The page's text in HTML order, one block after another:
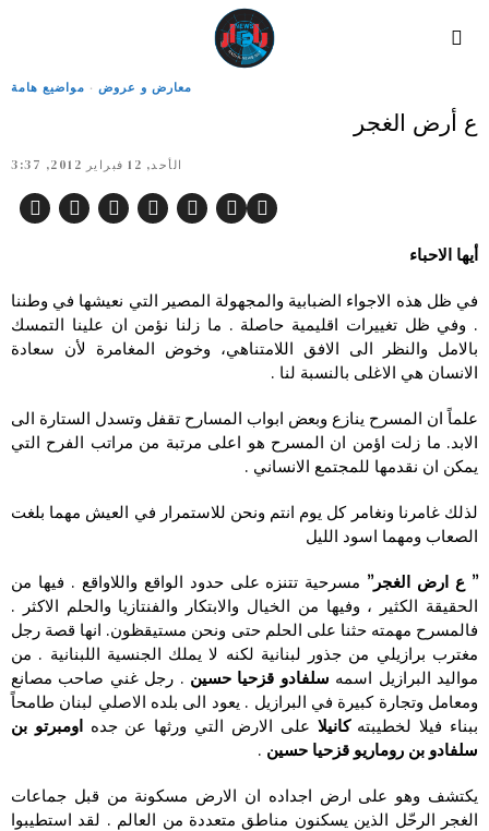
معارض و عروض · مواضيع هامة
ع أرض الغجر
الأحد, 12 فبراير 2012, 3:37
أيها الاحباء
في ظل هذه الاجواء الضبابية والمجهولة المصير التي نعيشها في وطننا
. وفي ظل تغييرات اقليمية حاصلة . ما زلنا نؤمن ان علينا التمسك
بالامل والنظر الى الافق اللامتناهي، وخوض المغامرة لأن سعادة
الانسان هي الاغلى بالنسبة لنا .
علماً ان المسرح ينازع وبعض ابواب المسارح تقفل وتسدل الستارة الى
الابد. ما زلت اؤمن ان المسرح هو اعلى مرتبة من مراتب الفرح التي
يمكن ان نقدمها للمجتمع الانساني .
لذلك غامرنا ونغامر كل يوم انتم ونحن للاستمرار في العيش مهما بلغت
الصعاب ومهما اسود الليل
” ع ارض الغجر” مسرحية تتنزه على حدود الواقع واللاواقع . فيها من
الحقيقة الكثير ، وفيها من الخيال والابتكار والفنتازيا والحلم الاكثر .
فالمسرح مهمته حثنا على الحلم حتى ونحن مستيقظون. انها قصة رجل
مغترب برازيلي من جذور لبنانية لكنه لا يملك الجنسية اللبنانية . من
مواليد البرازيل اسمه سلفادو قزحيا حسين . رجل غني صاحب مصانع
ومعامل وتجارة كبيرة في البرازيل . يعود الى بلده الاصلي لبنان طامحاً
ببناء فيلا لخطيبتهكانيلا على الارض التي ورثها عن جدهاومبرتو بن
سلفادو بن روماريو قزحيا حسين .
يكتشف وهو على ارض اجداده ان الارض مسكونة من قبل جماعات
الغجر الرحّل الذين يسكنون مناطق متعددة من العالم . لقد استطيبوا